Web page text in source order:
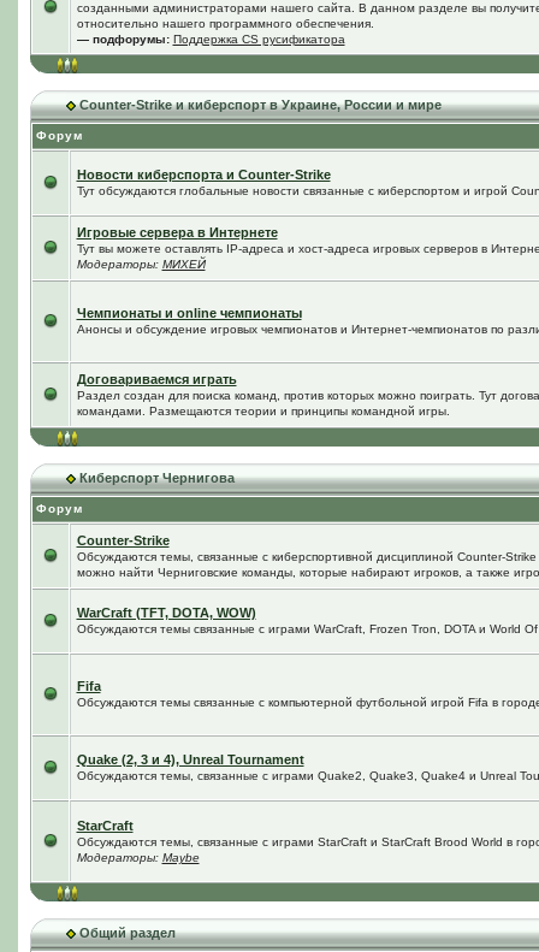
созданными администраторами нашего сайта. В данном разделе вы
относительно нашего программного обеспечения.
— подфорумы: Поддержка CS русификатора
Counter-Strike и киберспорт в Украине, России и мире
Форум
Новости киберспорта и Counter-Strike
Тут обсуждаются глобальные новости связанные с киберспортом и игрой
Игровые сервера в Интернете
Тут вы можете оставлять IP-адреса и хост-адреса игровых серверов в
Модераторы: МИХЕЙ
Чемпионаты и online чемпионаты
Анонсы и обсуждение игровых чемпионатов и Интернет-чемпионатов по
Договариваемся играть
Раздел создан для поиска команд, против которых можно поиграть. Тут
командами. Размещаются теории и принципы командной игры.
Киберспорт Чернигова
Форум
Counter-Strike
Обсуждаются темы, связанные с киберспортивной дисциплиной Counter-Strike
можно найти Черниговские команды, которые набирают игроков, а также
WarCraft (TFT, DOTA, WOW)
Обсуждаются темы связанные с играми WarCraft, Frozen Tron, DOTA и World
Fifa
Обсуждаются темы связанные с компьютерной футбольной игрой Fifa в
Quake (2, 3 и 4), Unreal Tournament
Обсуждаются темы, связанные с играми Quake2, Quake3, Quake4 и Unreal
StarCraft
Обсуждаются темы, связанные с играми StarCraft и StarCraft Brood World в
Модераторы: Maybe
Общий раздел